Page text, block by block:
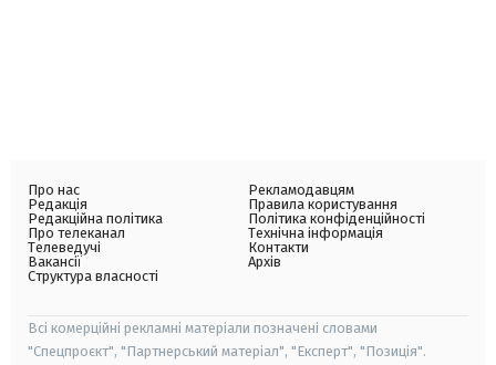
Про нас
Редакція
Редакційна політика
Про телеканал
Телеведучі
Вакансії
Структура власності
Рекламодавцям
Правила користування
Політика конфіденційності
Технічна інформація
Контакти
Архів
Всі комерційні рекламні матеріали позначені словами
"Спецпроєкт", "Партнерський матеріал", "Експерт", "Позиція".